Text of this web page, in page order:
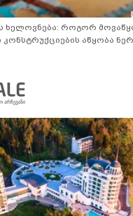
ხელოვნება: როგორ
აწყობა